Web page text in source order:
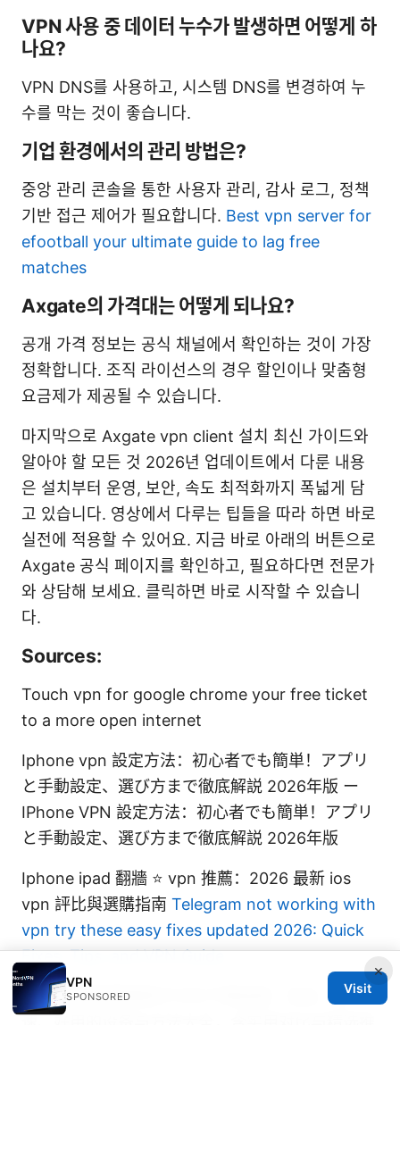
VPN 사용 중 데이터 누수가 발생하면 어떻게 하
나요?
VPN DNS를 사용하고, 시스템 DNS를 변경하여 누
수를 막는 것이 좋습니다.
기업 환경에서의 관리 방법은?
중앙 관리 콘솔을 통한 사용자 관리, 감사 로그, 정책
기반 접근 제어가 필요합니다. Best vpn server for
efootball your ultimate guide to lag free
matches
Axgate의 가격대는 어떻게 되나요?
공개 가격 정보는 공식 채널에서 확인하는 것이 가장
정확합니다. 조직 라이선스의 경우 할인이나 맞춤형
요금제가 제공될 수 있습니다.
마지막으로 Axgate vpn client 설치 최신 가이드와
알아야 할 모든 것 2026년 업데이트에서 다룬 내용
은 설치부터 운영, 보안, 속도 최적화까지 폭넓게 담
고 있습니다. 영상에서 다루는 팁들을 따라 하면 바로
실전에 적용할 수 있어요. 지금 바로 아래의 버튼으로
Axgate 공식 페이지를 확인하고, 필요하다면 전문가
와 상담해 보세요. 클릭하면 바로 시작할 수 있습니
다.
Sources:
Touch vpn for google chrome your free ticket
to a more open internet
Iphone vpn 設定方法：初心者でも簡単！アプリ
と手動設定、選び方まで徹底解説 2026年版 ー
IPhone VPN 設定方法：初心者でも簡単！アプリ
と手動設定、選び方まで徹底解説 2026年版
Iphone ipad 翻牆 ⭐ vpn 推薦：2026 最新 ios
vpn 評比與選購指南 Telegram not working with
vpn try these easy fixes updated 2026: Quick
Fixes, Tips, and VPN Guide
2026年最新翻墙梯子VPN下载指南：安全、快
速、好用的设备与方法大全，含实用对比与精选推
×
VPN
SPONSORED
Visit